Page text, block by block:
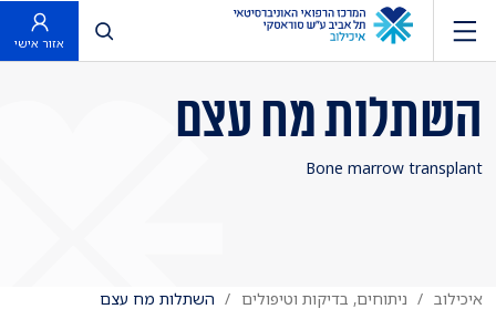
פתח חיפוש
אזור אישי
השתלות מח עצם
Bone marrow transplant
איכילוב ניתוחים, בדיקות וטיפולים השתלות מח עצם